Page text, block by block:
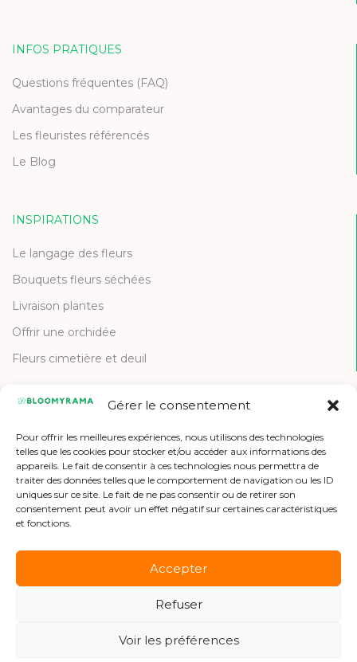
Gérer le consentement
Pour offrir les meilleures expériences, nous utilisons des technologies
telles que les cookies pour stocker et/ou accéder aux informations des
appareils. Le fait de consentir à ces technologies nous permettra de
traiter des données telles que le comportement de navigation ou les ID
uniques sur ce site. Le fait de ne pas consentir ou de retirer son
consentement peut avoir un effet négatif sur certaines caractéristiques
et fonctions.
Accepter
Refuser
Voir les préférences
INFOS PRATIQUES
Questions fréquentes (FAQ)
Avantages du comparateur
Les fleuristes référencés
Le Blog
INSPIRATIONS
Le langage des fleurs
Bouquets fleurs séchées
Livraison plantes
Offrir une orchidée
Fleurs cimetière et deuil
Contactez-nous
Etre référencé
Offres d'emploi